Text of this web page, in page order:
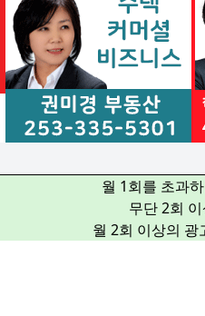
월 1회를 초과
무단 2회
월 2회 이상의 광